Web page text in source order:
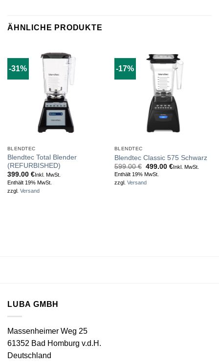
ÄHNLICHE PRODUKTE
-31%
BLENDTEC
Blendtec Total Blender
(REFURBISHED)
399.00 €Inkl. MwSt.
Enthält 19% MwSt.
zzgl. Versand
-17%
BLENDTEC
Blendtec Classic 575 Schwarz
599.00€ Ursprünglicher
Preis
war:
599.00 €
499.00 €Aktueller
Inkl. MwSt.
Enthält 19% MwSt.
zzgl. Versand
LUBA GMBH
Massenheimer Weg 25
61352 Bad Homburg v.d.H.
Deutschland